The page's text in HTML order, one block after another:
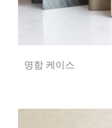
명함 케이스